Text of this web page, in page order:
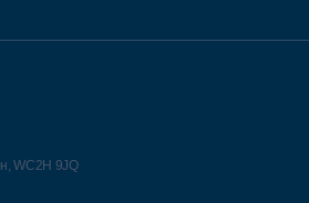
WC2H 9JQ